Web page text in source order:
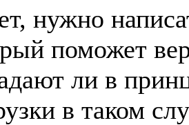
нужно
поможет
ли в
в таком